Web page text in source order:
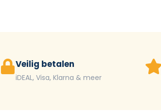
Veilig betalen
iDEAL, Visa, Klarna & meer